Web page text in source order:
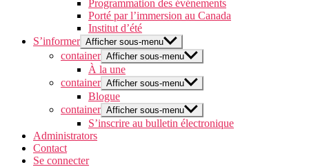
Programmation des événements
Porté par l’immersion au Canada
Institut d’été
S’informer Afficher sous-menu
container Afficher sous-menu
À la une
container Afficher sous-menu
Blogue
container Afficher sous-menu
S’inscrire au bulletin électronique
Administrators
Contact
Se connecter